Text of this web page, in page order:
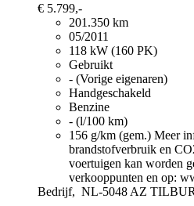
€ 5.799,-
201.350 km
05/2011
118 kW (160 PK)
Gebruikt
- (Vorige eigenaren)
Handgeschakeld
Benzine
- (l/100 km)
156 g/km (gem.) Meer
brandstofverbruik en
voertuigen kan worden
verkooppunten en op:
Bedrijf, NL-5048 AZ